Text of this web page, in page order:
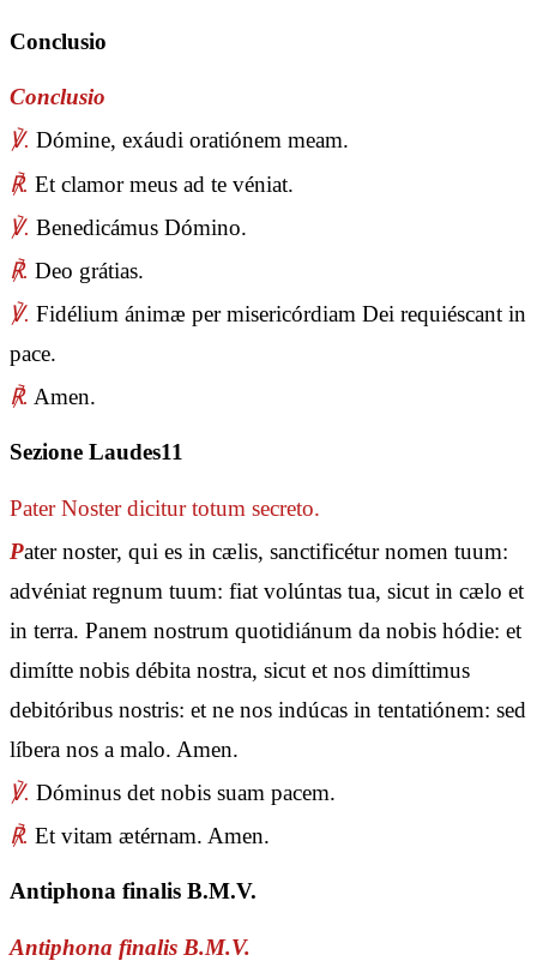
Conclusio
Conclusio
℣. Dómine, exáudi oratiónem meam.
℟. Et clamor meus ad te véniat.
℣. Benedicámus Dómino.
℟. Deo grátias.
℣. Fidélium ánimæ per misericórdiam Dei requiéscant in
pace.
℟. Amen.
Sezione Laudes11
Pater Nosterdicitur totum secreto.
Pater noster, qui es in cælis, sanctificétur nomen tuum:
advéniat regnum tuum: fiat volúntas tua, sicut in cælo et
in terra. Panem nostrum quotidiánum da nobis hódie: et
dimítte nobis débita nostra, sicut et nos dimíttimus
debitóribus nostris: et ne nos indúcas in tentatiónem: sed
líbera nos a malo. Amen.
℣. Dóminus det nobis suam pacem.
℟. Et vitam ætérnam. Amen.
Antiphona finalis B.M.V.
Antiphona finalis B.M.V.